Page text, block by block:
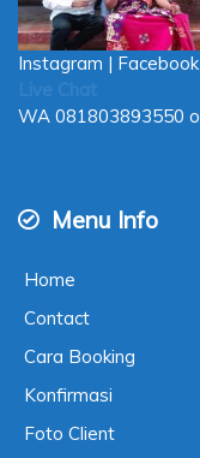
Instagram | Facebook
WA 081803893550
Menu Info
Home
Contact
Cara Booking
Konfirmasi
Foto Client